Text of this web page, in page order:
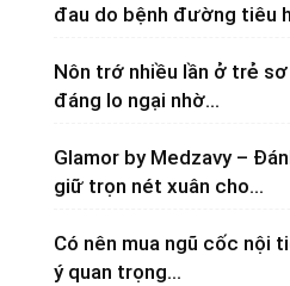
đau do bệnh đường tiêu
Nôn trớ nhiều lần ở trẻ
đáng lo ngại nhờ...
Glamor by Medzavy –
giữ trọn nét xuân cho...
Có nên mua ngũ cốc nội
ý quan trọng...